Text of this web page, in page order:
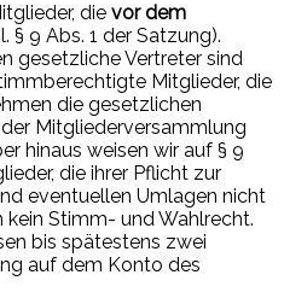
die vor dem
§ 9 Abs. 1 der Satzung).
gesetzliche Vertreter sind
Mitglieder, die
die gesetzlichen
Mitgliederversammlung
hinaus weisen wir auf § 9
die ihrer Pflicht zur
eventuellen Umlagen nicht
Stimm- und Wahlrecht.
bis spätestens zwei
auf dem Konto des